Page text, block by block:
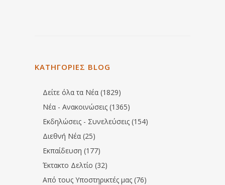
ΚΑΤΗΓΟΡΙΕΣ BLOG
Δείτε όλα τα Νέα (1829)
Νέα - Ανακοινώσεις (1365)
Εκδηλώσεις - Συνελεύσεις (154)
Διεθνή Νέα (25)
Εκπαίδευση (177)
Έκτακτο Δελτίο (32)
Από τους Υποστηρικτές μας (76)